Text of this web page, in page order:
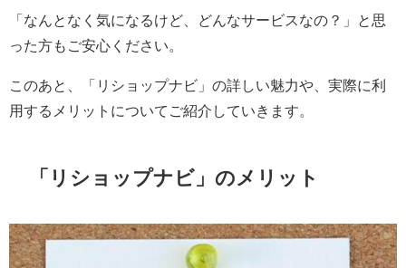
「なんとなく気になるけど、どんなサービスなの？」と思
った方もご安心ください。
このあと、「リショップナビ」の詳しい魅力や、実際に利
用するメリットについてご紹介していきます。
「 リショップナビ 」のメリット